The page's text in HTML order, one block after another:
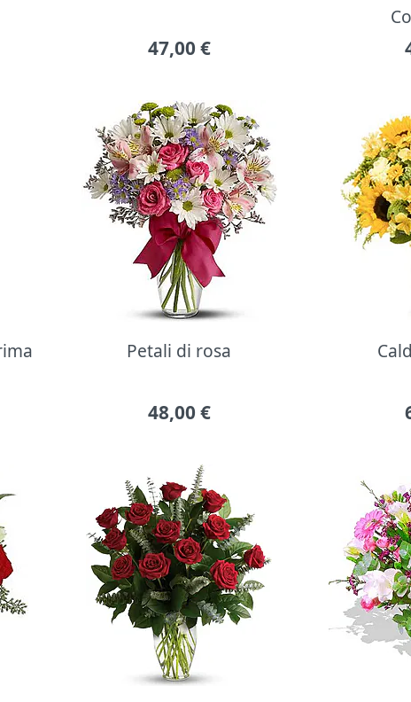
47,00 €
Petali di rosa
48,00 €